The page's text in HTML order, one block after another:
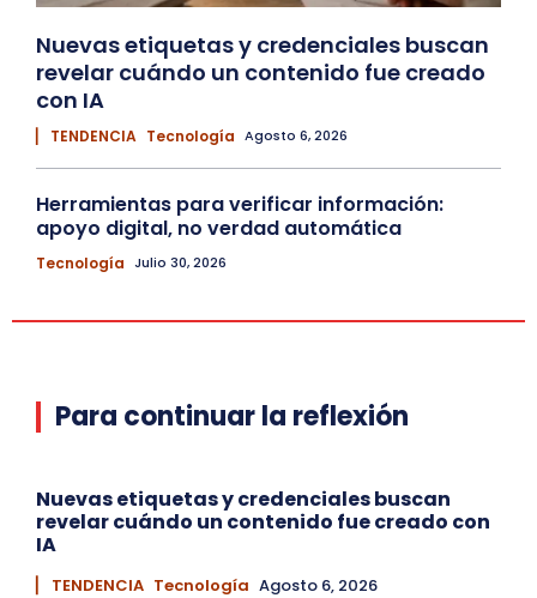
Nuevas etiquetas y credenciales buscan
revelar cuándo un contenido fue creado
con IA
▏ TENDENCIA Tecnología Agosto 6, 2026
Herramientas para verificar información:
apoyo digital, no verdad automática
Tecnología Julio 30, 2026
Para continuar la reflexión
Nuevas etiquetas y credenciales buscan
revelar cuándo un contenido fue creado con
IA
▏ TENDENCIA Tecnología Agosto 6, 2026